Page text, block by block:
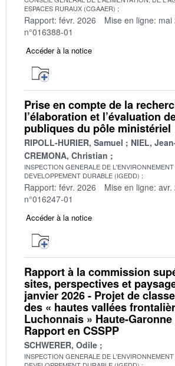
ESPACES RURAUX (CGAAER)
Rapport: févr. 2026 Mise en ligne: mai
n°016388-01
Accéder à la notice
Prise en compte de la
l’élaboration et l’évaluation
publiques du pôle ministériel
RIPOLL-HURIER, Samuel
NIEL,
CREMONA, Christian
INSPECTION GENERALE DE
DEVELOPPEMENT DURABLE (IGEDD)
Rapport: févr. 2026 Mise en ligne: avr.
n°016247-01
Accéder à la notice
Rapport à la commission
sites, perspectives et
janvier 2026 - Projet de
des « hautes vallées
Luchonnais » Haute-Garonne
Rapport en CSSPP
SCHWERER, Odile
INSPECTION GENERALE DE